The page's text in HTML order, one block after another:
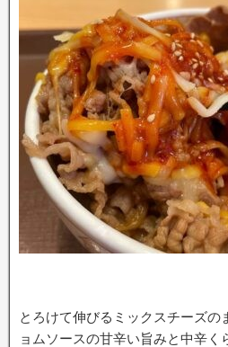
とろけて伸びるミックスチーズの
ョムソースの甘辛い旨みと中辛く